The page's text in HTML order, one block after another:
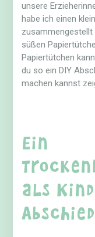
unsere
habe ich einen
zusammengestellt
süßen
Papiertütchen
du so ein DIY
machen kannst
Ein
als